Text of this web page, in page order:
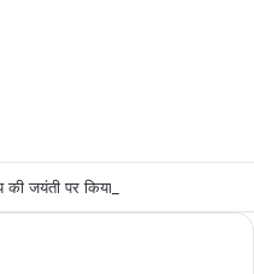
की जयंती पर किया नमन